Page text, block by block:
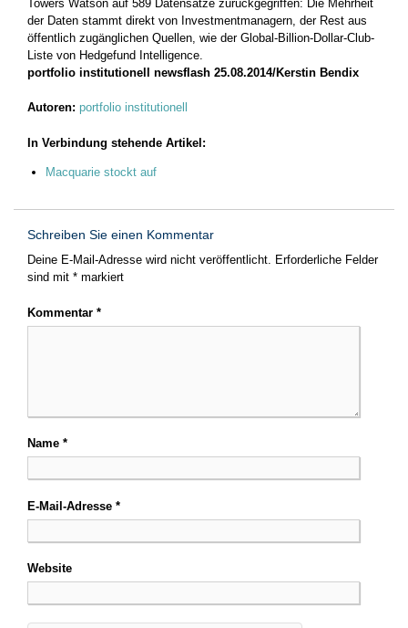
Towers Watson auf 589 Datensätze zurückgegriffen: Die Mehrheit
der Daten stammt direkt von Investmentmanagern, der Rest aus
öffentlich zugänglichen Quellen, wie der Global-Billion-Dollar-Club-
Liste von Hedgefund Intelligence.
portfolio institutionell newsflash 25.08.2014/Kerstin Bendix
Autoren: portfolio institutionell
In Verbindung stehende Artikel:
Macquarie stockt auf
Schreiben Sie einen Kommentar
Deine E-Mail-Adresse wird nicht veröffentlicht. Erforderliche Felder
sind mit * markiert
Kommentar *
Name *
E-Mail-Adresse *
Website